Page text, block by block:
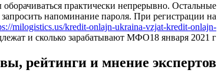
практически непрерывно. Остальные
напоминание пароля. При регистрации на
milogistics.us/kredit-onlajn-ukraina-vzjat-kredit-onlajn-
и сколько зарабатывают МФО18 января 2021 г.
рейтинги и мнение экспертов